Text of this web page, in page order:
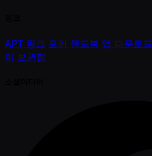
APT 링크 포커 핸드북 앱 다운로드
이 보관함